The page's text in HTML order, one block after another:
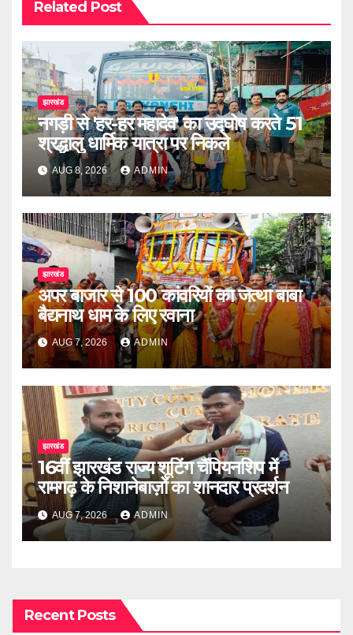
Related Post
झारखंड
नगड़ी से 'हर-हर महादेव' का उद्घोष करते 51
श्रद्धालु धार्मिक यात्रा पर निकले
AUG 8, 2026 ADMIN
झारखंड
अपर बाजार से 100 कांवरियों का जत्था बाबा
बैद्यनाथ धाम के लिए रवाना
AUG 7, 2026 ADMIN
झारखंड
16वीं झारखंड राज्य शूटिंग चैंपियनशिप में
रामगढ़ के निशानेबाज़ों का शानदार प्रदर्शन
AUG 7, 2026 ADMIN
Recent Posts